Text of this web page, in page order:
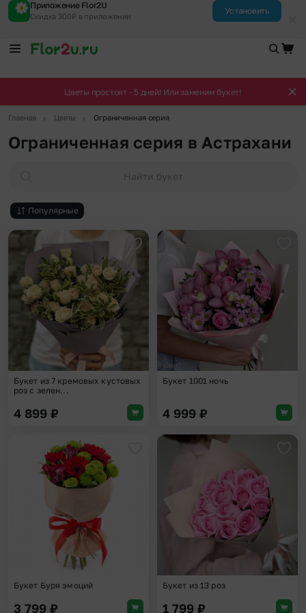
Приложение Flor2U
Скидка 300₽ в приложении
Установить
Цветы простоят - 5 дней! Или заменим букет!
Главная Цветы Ограниченная серия
Ограниченная серия в Астрахани
Найти букет
Популярные
Добавить в избранное
Букет из 7 кремовых кустовых
роз с зелен...
4 899 ₽
Букет 1001 ночь
4 999 ₽
Букет Буря эмоций
3 799 ₽
Букет из 13 роз
1 799 ₽